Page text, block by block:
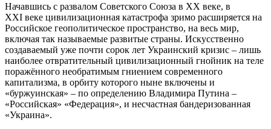
Начавшись с развалом Советского Союза в ХХ веке, в
XXI веке цивилизационная катастрофа зримо расширяется на
Российское геополитическое пространство, на весь мир,
включая так называемые развитые страны. Искусственно
создаваемый уже почти сорок лет Украинский кризис – лишь
наиболее отвратительный цивилизационный гнойник на теле
поражённого необратимым гниением современного
капитализма, в орбиту которого ныне включены и
«буржуинская» – по определению Владимира Путина –
«Российская» «Федерация», и несчастная бандеризованная
«Украина».